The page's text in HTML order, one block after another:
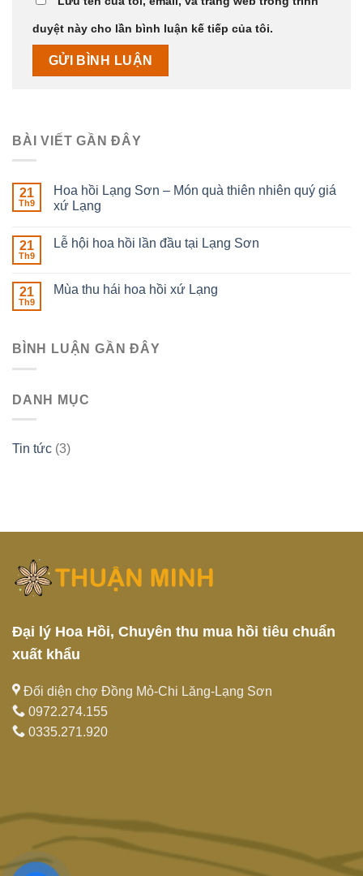
duyệt này cho lần bình luận kế tiếp của tôi.
BÀI VIẾT GẦN ĐÂY
21
Th9
Hoa hồi Lạng Sơn – Món quà thiên nhiên quý giá
xứ Lạng
21
Th9
Lễ hội hoa hồi lần đầu tại Lạng Sơn
21
Th9
Mùa thu hái hoa hồi xứ Lạng
BÌNH LUẬN GẦN ĐÂY
DANH MỤC
Tin tức (3)
Đại lý Hoa Hồi, Chuyên thu mua hồi tiêu chuẩn
xuất khẩu
Đối diện chợ Đồng Mỏ-Chi Lăng-Lạng Sơn
0972.274.155
0335.271.920